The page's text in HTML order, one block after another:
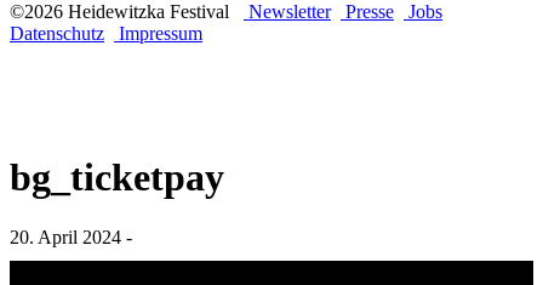
©2026 Heidewitzka Festival
Newsletter Presse
Jobs
Datenschutz
Impressum
bg_ticketpay
20. April 2024 -